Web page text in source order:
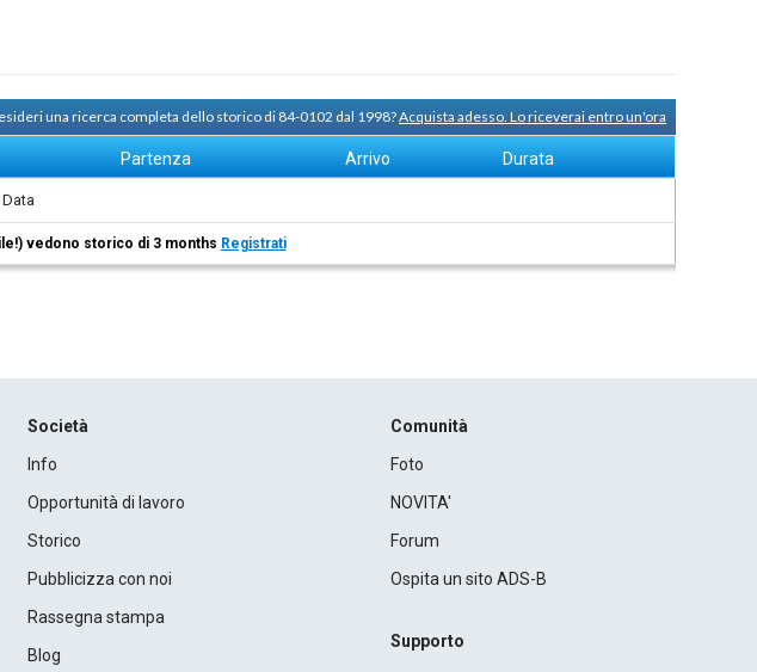
una ricerca completa dello storico di 84-0102 dal 1998?Acquista adesso. Lo riceverai entro un'ora
Partenza Arrivo Durata
vedono storico di 3 months Registrati
Società
Info
Opportunità di lavoro
Storico
Pubblicizza con noi
Rassegna stampa
Blog
Comunità
Foto
NOVITA'
Forum
Ospita un sito ADS-B
Supporto